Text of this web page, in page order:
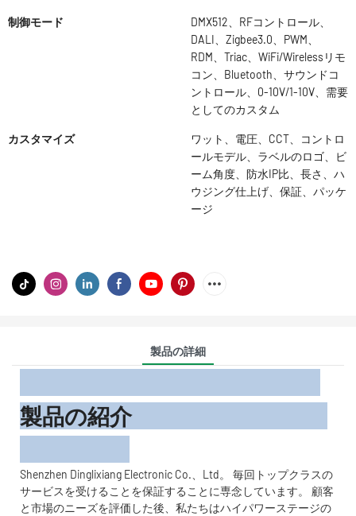
制御モード
DMX512、RFコントロール、
DALI、Zigbee3.0、PWM、
RDM、Triac、WiFi/Wirelessリモ
コン、Bluetooth、サウンドコ
ントロール、0-10V/1-10V、需要
としてのカスタム
カスタマイズ
ワット、電圧、CCT、コントロ
ールモデル、ラベルのロゴ、ビ
ーム角度、防水IP比、長さ、ハ
ウジング仕上げ、保証、パッケ
ージ
製品の詳細
製品の紹介
Shenzhen Dinglixiang Electronic Co.、Ltd。 毎回トップクラスの
サービスを受けることを保証することに専念しています。 顧客
と市場のニーズを評価した後、私たちはハイパワーステージの